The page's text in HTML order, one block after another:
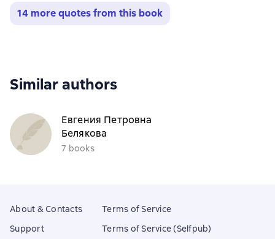
14 more quotes from this book
Similar authors
Евгения Петровна
Белякова
7 books
About & Contacts
Support
Terms of Service
Terms of Service (Selfpub)